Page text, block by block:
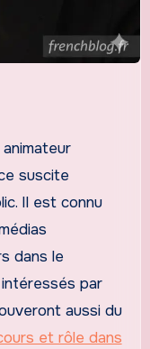
suscite
Il est connu
dans le
par
aussi du
et rôle dans